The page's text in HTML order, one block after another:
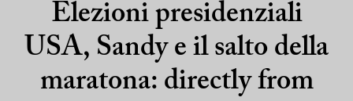
Elezioni presidenziali
USA, Sandy e il salto della
maratona: directly from